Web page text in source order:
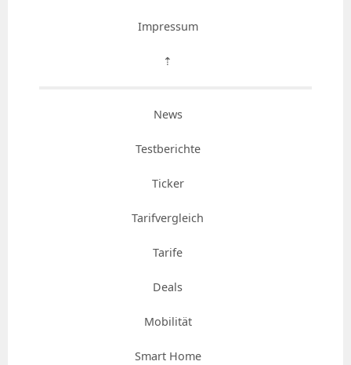
Impressum
⇡
News
Testberichte
Ticker
Tarifvergleich
Tarife
Deals
Mobilität
Smart Home